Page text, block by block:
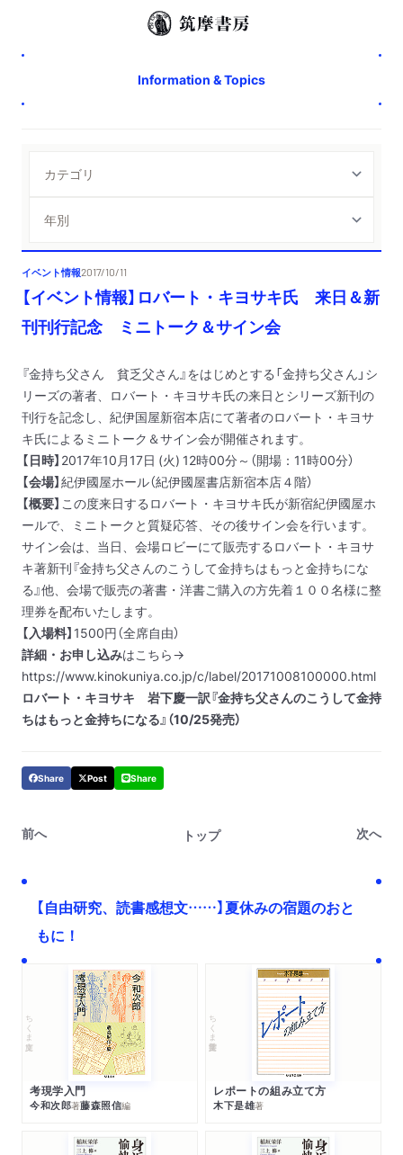
Information & Topics
イベント情報2017/10/11
【イベント情報】ロバート・キヨサキ氏 来日＆新
刊刊行記念 ミニトーク＆サイン会
『金持ち父さん 貧乏父さん』をはじめとする「金持ち父さん」シ
リーズの著者、ロバート・キヨサキ氏の来日とシリーズ新刊の
刊行を記念し、紀伊国屋新宿本店にて著者のロバート・キヨサ
キ氏によるミニトーク＆サイン会が開催されます。
【日時】 2017年10月17日 (火) 12時00分～（開場：11時00分）
【会場】紀伊國屋ホール（紀伊國屋書店新宿本店４階）
【概要】 この度来日するロバート・キヨサキ氏が新宿紀伊國屋ホ
ールで、ミニトークと質疑応答、その後サイン会を行います。
サイン会は、当日、会場ロビーにて販売するロバート・キヨサ
キ著新刊『金持ち父さんのこうして金持ちはもっと金持ちにな
る』他、会場で販売の著書・洋書ご購入の方先着１００名様に整
理券を配布いたします。
【入場料】 1500円（全席自由）
詳細・お申し込みはこちら→
https://www.kinokuniya.co.jp/c/label/20171008100000.html
ロバート・キヨサキ 岩下慶一訳『金持ち父さんのこうして金持
ちはもっと金持ちになる』（10/25発売）
Share Post Share
前へ トップ 次へ
【自由研究、読書感想文……】夏休みの宿題のおと
もに！
ちくま文庫
考現学入門
今和次郎著藤森照信編
ちくま学芸文庫
レポートの組み立て方
木下是雄著